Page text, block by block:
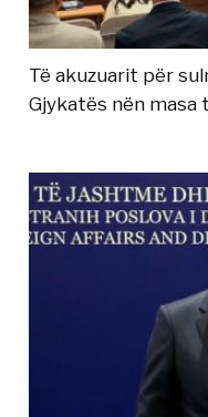
Të akuzuarit për
Gjykatës nën